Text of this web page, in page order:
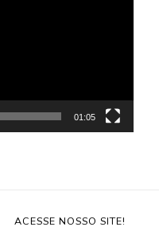
01:05
ACESSE NOSSO SITE!